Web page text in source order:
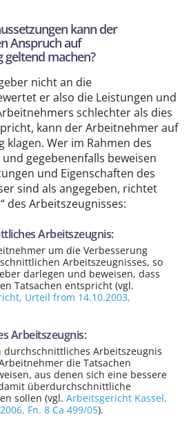
kann der
Anspruch auf
geltend machen?
nicht an die
er also die Leistungen und
schlechter als dies
kann der Arbeitnehmer auf
klagen. Wer im Rahmen des
gegebenenfalls beweisen
und Eigenschaften des
sind als angegeben, richtet
des Arbeitszeugnisses:
Arbeitszeugnis:
um die Verbesserung
Arbeitszeugnisses, so
darlegen und beweisen, dass
Tatsachen entspricht (vgl.
, Urteil from 14.10.2003,
Arbeitszeugnis:
durchschnittliches Arbeitszeugnis
die Tatsachen
aus denen sich eine bessere
überdurchschnittliche
sollen (vgl. Arbeitsgericht Kassel,
Fn. 8 Ca 499/05).